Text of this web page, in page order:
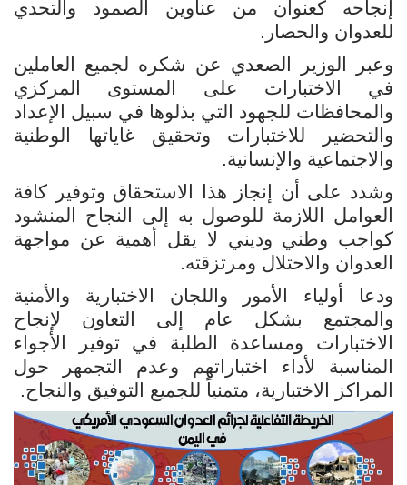
إنجاحه كعنوان من عناوين الصمود والتحدي
للعدوان والحصار.
وعبر الوزير الصعدي عن شكره لجميع العاملين
في الاختبارات على المستوى المركزي
والمحافظات للجهود التي بذلوها في سبيل الإعداد
والتحضير للاختبارات وتحقيق غاياتها الوطنية
والاجتماعية والإنسانية.
وشدد على أن إنجاز هذا الاستحقاق وتوفير كافة
العوامل اللازمة للوصول به إلى النجاح المنشود
كواجب وطني وديني لا يقل أهمية عن مواجهة
العدوان والاحتلال ومرتزقته.
ودعا أولياء الأمور واللجان الاختبارية والأمنية
والمجتمع بشكل عام إلى التعاون لإنجاح
الاختبارات ومساعدة الطلبة في توفير الأجواء
المناسبة لأداء اختباراتهم وعدم التجمهر حول
المراكز الاختبارية، متمنياً للجميع التوفيق والنجاح.